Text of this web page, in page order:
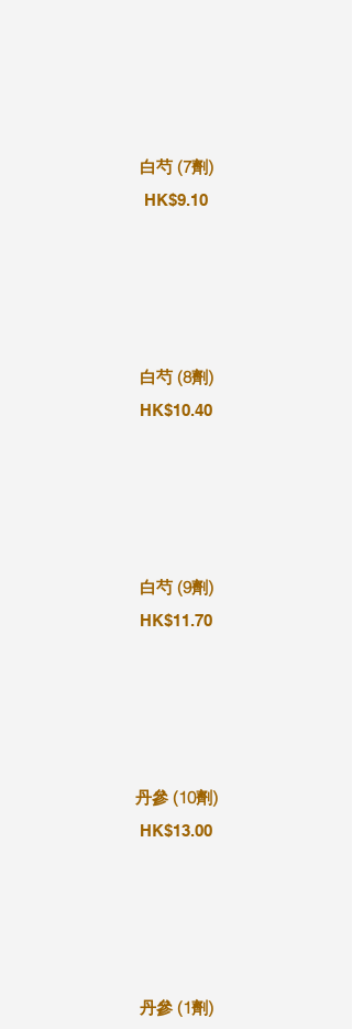
白芍 (7劑)
HK$9.10
白芍 (8劑)
HK$10.40
白芍 (9劑)
HK$11.70
丹參 (10劑)
HK$13.00
丹參 (1劑)